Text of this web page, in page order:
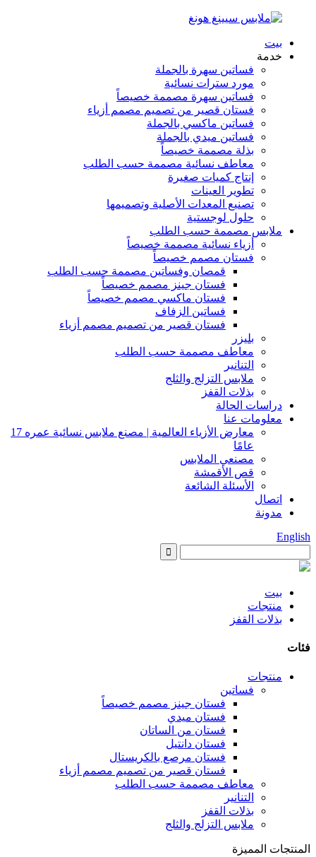
بيت
خدمة
فساتين سهرة بالجملة
مورد سترات نسائية
فساتين سهرة مصممة خصيصاً
فستان قصير من تصميم مصمم أزياء
فساتين ماكسي بالجملة
فساتين ميدي بالجملة
بذلة مصممة خصيصاً
معاطف نسائية مصممة حسب الطلب
إنتاج كميات صغيرة
تطوير العينات
تصنيع المعدات الأصلية وتصميمها
حلول لوجستية
ملابس مصممة حسب الطلب
أزياء نسائية مصممة خصيصاً
فستان مصمم خصيصاً
قمصان وفساتين مصممة حسب الطلب
فستان جينز مصمم خصيصاً
فستان ماكسي مصمم خصيصاً
فساتين الزفاف
فستان قصير من تصميم مصمم أزياء
بليزر
معاطف مصممة حسب الطلب
التنانير
ملابس التزلج والثلج
بذلات القفز
دراسات الحالة
معلومات عنا
معارض الأزياء العالمية | مصنع ملابس نسائية عمره 17
عامًا
مصنعي الملابس
قص الأقمشة
الأسئلة الشائعة
اتصال
مدونة
English
بيت
منتجات
بذلات القفز
فئات
منتجات
فساتين
فستان جينز مصمم خصيصاً
فستان ميدي
فستان من الساتان
فستان دانتيل
فستان مرصع بالكريستال
فستان قصير من تصميم مصمم أزياء
معاطف مصممة حسب الطلب
التنانير
بذلات القفز
ملابس التزلج والثلج
المنتجات المميزة